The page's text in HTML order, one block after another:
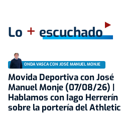
Lo + escuchado
ONDA VASCA CON JOSÉ MANUEL MONJE
Movida Deportiva con José
Manuel Monje (07/08/26) |
Hablamos con Iago Herrerín
sobre la portería del Athletic